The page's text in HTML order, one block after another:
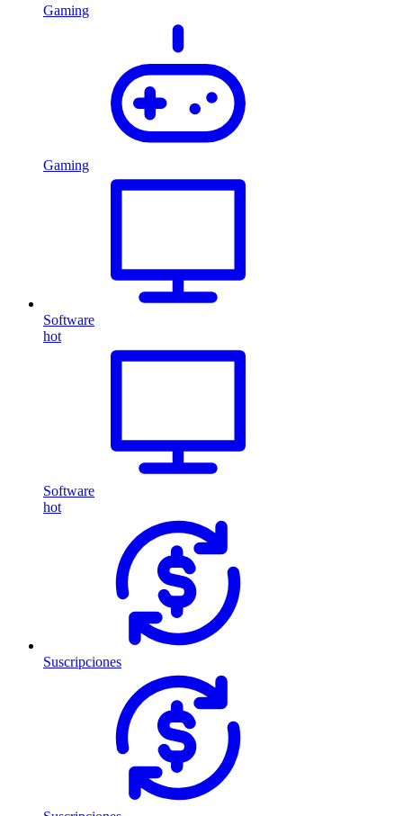
Gaming
Gaming
Software
hot
Software
hot
Suscripciones